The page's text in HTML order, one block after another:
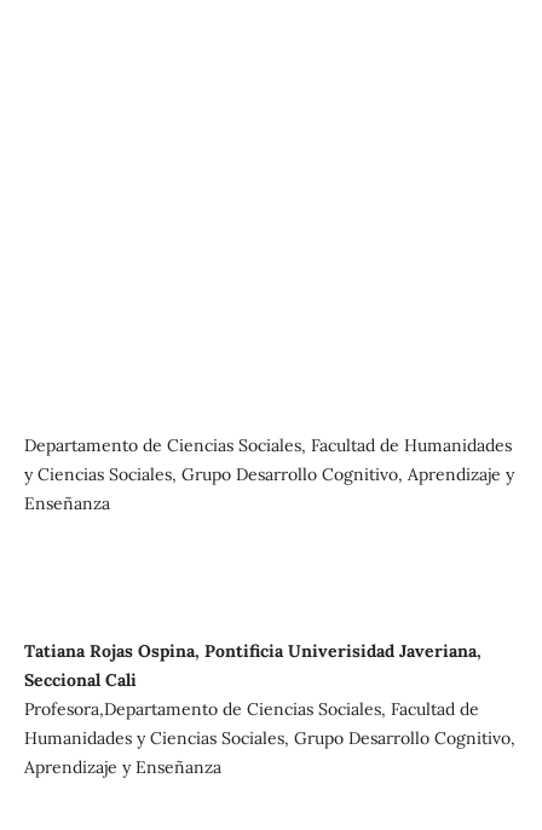
Departamento de Ciencias Sociales, Facultad de Humanidades
y Ciencias Sociales, Grupo Desarrollo Cognitivo, Aprendizaje y
Enseñanza
Tatiana Rojas Ospina, Pontificia Univerisidad Javeriana,
Seccional Cali
Profesora,Departamento de Ciencias Sociales, Facultad de
Humanidades y Ciencias Sociales, Grupo Desarrollo Cognitivo,
Aprendizaje y Enseñanza